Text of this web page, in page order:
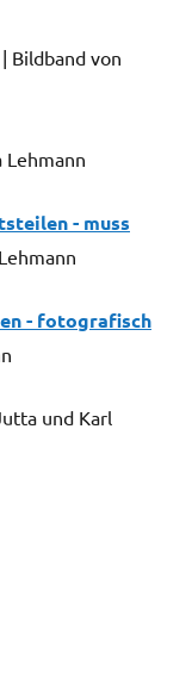
| Bildband von
Lehmann
- muss
- fotografisch
und Karl